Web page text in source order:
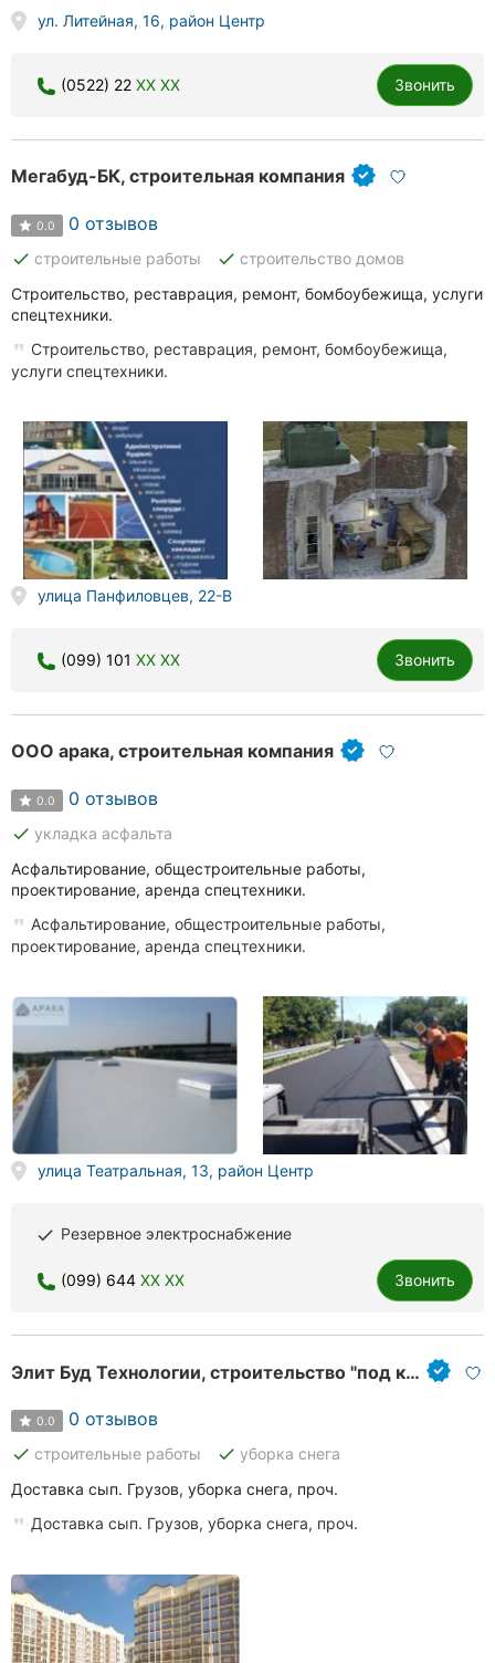
Франковск
ул. Литейная, 16, район Центр
(0522) 22 XX XX Звонить
Мегабуд-БК, строительная компания
0.0 0 отзывов
done строительные работы done строительство домов
Строительство, реставрация, ремонт, бомбоубежища, услуги
спецтехники.
Строительство, реставрация, ремонт, бомбоубежища,
услуги спецтехники.
улица Панфиловцев, 22-В
(099) 101 XX XX Звонить
ООО арака, строительная компания
0.0 0 отзывов
done укладка асфальта
Асфальтирование, общестроительные работы,
проектирование, аренда спецтехники.
Асфальтирование, общестроительные работы,
проектирование, аренда спецтехники.
улица Театральная, 13, район Центр
done Резервное электроснабжение
(099) 644 XX XX Звонить
Элит Буд Технологии, строительство "под ключ"
0.0 0 отзывов
done строительные работы done уборка снега
Доставка сып. Грузов, уборка снега, проч.
Доставка сып. Грузов, уборка снега, проч.